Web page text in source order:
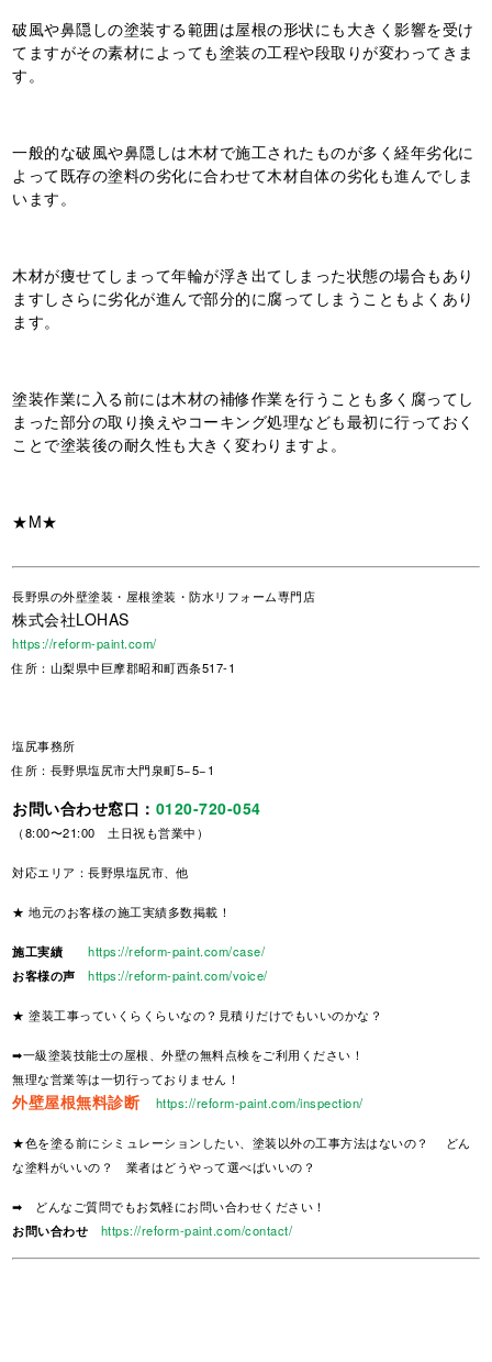
破風や鼻隠しの塗装する範囲は屋根の形状にも大きく影響を受け
てますがその素材によっても塗装の工程や段取りが変わってきま
す。
一般的な破風や鼻隠しは木材で施工されたものが多く経年劣化に
よって既存の塗料の劣化に合わせて木材自体の劣化も進んでしま
います。
木材が痩せてしまって年輪が浮き出てしまった状態の場合もあり
ますしさらに劣化が進んで部分的に腐ってしまうこともよくあり
ます。
塗装作業に入る前には木材の補修作業を行うことも多く腐ってし
まった部分の取り換えやコーキング処理なども最初に行っておく
ことで塗装後の耐久性も大きく変わりますよ。
★M★
長野県の外壁塗装・屋根塗装・防水リフォーム専門店
株式会社LOHAS
https://reform-paint.com/
住所：山梨県中巨摩郡昭和町西条517-1
塩尻事務所
住所：長野県塩尻市大門泉町5−5−1
お問い合わせ窓口： 0120-720-054
（8:00〜21:00 土日祝も営業中）
対応エリア：長野県塩尻市、他
★ 地元のお客様の施工実績多数掲載！
施工実績
https://reform-paint.com/case/
お客様の声
https://reform-paint.com/voice/
★ 塗装工事っていくらくらいなの？見積りだけでもいいのかな？
➡一級塗装技能士の屋根、外壁の無料点検をご利用ください！
無理な営業等は一切行っておりません！
外壁屋根無料診断 https://reform-paint.com/inspection/
★色を塗る前にシミュレーションしたい、塗装以外の工事方法はないの？ どん
な塗料がいいの？ 業者はどうやって選べばいいの？
➡ どんなご質問でもお気軽にお問い合わせください！
お問い合わせ
https://reform-paint.com/contact/